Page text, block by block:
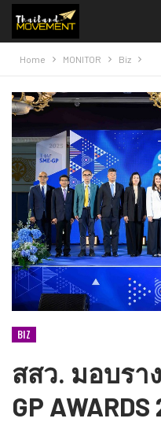
Home MONITOR Biz
BIZ
สสว. มอบรา
GP